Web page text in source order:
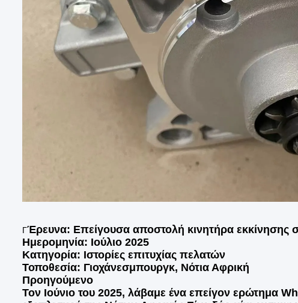
ΓΈρευνα: Επείγουσα αποστολή κινητήρα εκκίνησης
Ημερομηνία: Ιούλιο 2025
Κατηγορία: Ιστορίες επιτυχίας πελατών
Τοποθεσία: Γιοχάνεσμπουργκ, Νότια Αφρική
Προηγούμενο
Τον Ιούνιο του 2025, λάβαμε ένα επείγον ερώτημα